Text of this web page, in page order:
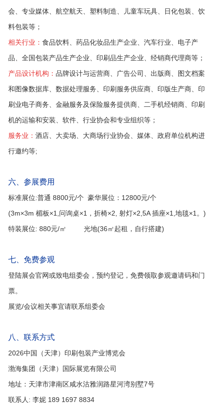
会、专业媒体、航空航天、塑料制造、儿童车玩具、日化包装、饮
料包装等；
相关行业： 食品饮料、药品化妆品生产企业、汽车行业、电子产
品、全国包装产品生产企业、印刷品生产企业、经销商代理商等；
产品设计机构： 品牌设计与运营商、广告公司、出版商、图文档案
和图像数据库、数据处理服务、印刷服务供应商、印版生产商、印
刷业电子商务、金融服务及保险服务提供商、二手机经销商、印刷
机的运输和安装、软件、行业协会和专业组织等；
服务业： 酒店、大卖场、大商场行业协会、媒体、政府单位机构进
行邀约等;
六、参展费用
标准展位:普通 8800元/个 豪华展位：12800元/个
(3m×3m 楣板×1,问询桌×1，折椅×2, 射灯×2,5A 插座×1,地毯×1。)
特装展位: 880元/㎡ 光地(36㎡起租，自行搭建)
七、免费参观
登陆展会官网或致电组委会，预约登记，免费领取参观邀请码和门
票。
展览/会议相关事宜请联系组委会
八、联系方式
2026中国（天津）印刷包装产业博览会
渤海集团（天津）国际展览有限公司
地址：天津市津南区咸水沽雅润路星河湾别墅7号
联系人: 李妮 189 1697 8834